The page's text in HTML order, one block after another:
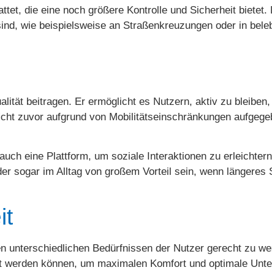
die eine noch größere Kontrolle und Sicherheit bietet.
wie beispielsweise an Straßenkreuzungen oder in
beitragen. Er ermöglicht es Nutzern, aktiv zu
zuvor aufgrund von Mobilitätseinschränkungen
eine Plattform, um soziale Interaktionen zu
sogar im Alltag von großem Vorteil sein, wenn längeres
unterschiedlichen Bedürfnissen der Nutzer gerecht zu
können, um maximalen Komfort und optimale